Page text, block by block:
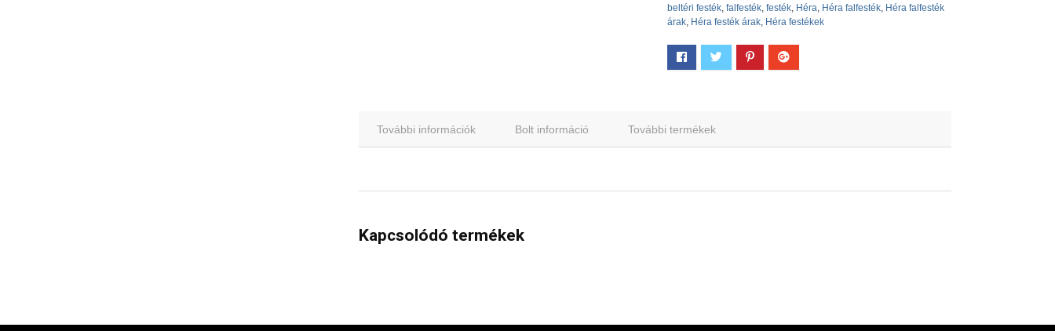
beltéri festék, falfesték, festék, Héra, Héra falfesték, Héra falfesték
árak, Héra festék árak, Héra festékek
További információk Bolt információ További termékek
Kapcsolódó termékek